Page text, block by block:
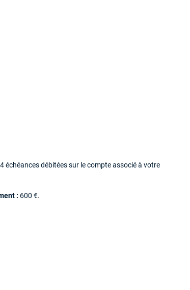
échéances débitées sur le compte associé à votre
: 600 €.